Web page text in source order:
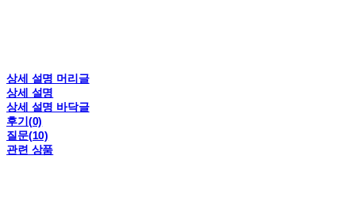
상세 설명 머리글
상세 설명
상세 설명 바닥글
후기(0)
질문(10)
관련 상품